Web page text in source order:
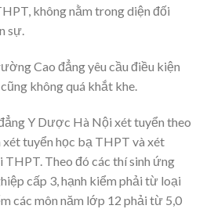
không nằm trong diện đối
sự.
Cao đẳng yêu cầu điều kiện
không quá khắt khe.
Y Dược Hà Nội xét tuyển theo
tuyển học bạ THPT và xét
Theo đó các thí sinh ứng
cấp 3, hạnh kiểm phải từ loại
các môn năm lớp 12 phải từ 5,0